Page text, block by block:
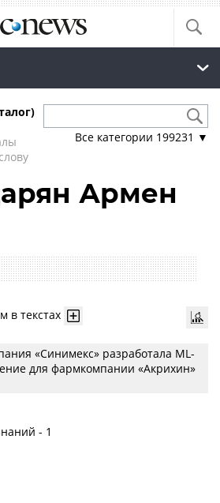
Все категории 199231 ▼
Армен
в текстах
«Синимекс» разработала ML-
для фармкомпании «Акрихин»
- 1